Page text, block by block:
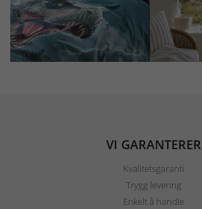
VI GARANTERER
Kvalitetsgaranti
Trygg levering
Enkelt å handle